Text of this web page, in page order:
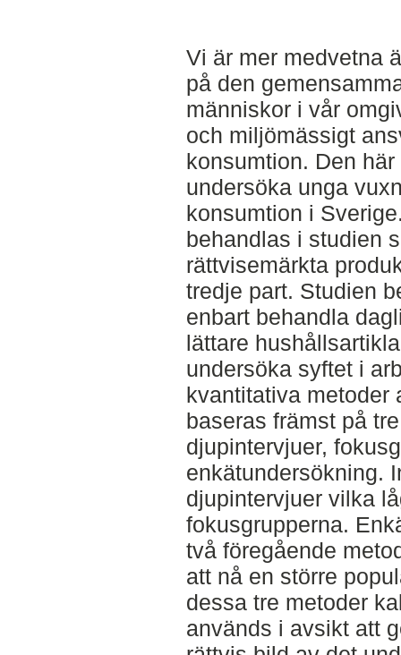
Vi är mer medvetna
på den
människor i vår
och miljömässigt
konsumtion. Den
undersöka unga
konsumtion i
behandlas i studien
rättvisemärkta
tredje part. Studien
enbart behandla
lättare
undersöka syftet i
kvantitativa metoder
baseras främst på
djupintervjuer,
enkätundersökning.
djupintervjuer vilka
fokusgrupperna.
två föregående
att nå en större
dessa tre metoder
används i avsikt att